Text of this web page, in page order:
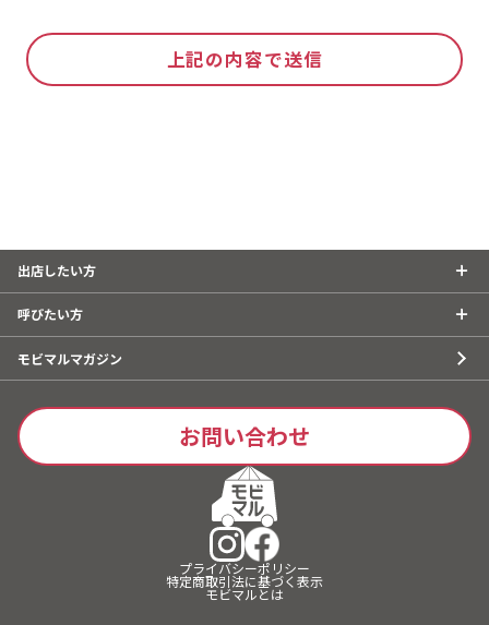
上記の内容で送信
出店したい方
呼びたい方
モビマルマガジン
お問い合わせ
プライバシーポリシー
特定商取引法に基づく表示
モビマルとは